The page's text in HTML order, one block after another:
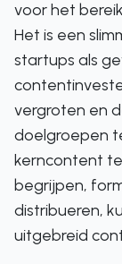
voor het
Het is een
startups als
vergroten en
doelgroepen
kerncontent
begrijpen,
distribueren,
uitgebreid